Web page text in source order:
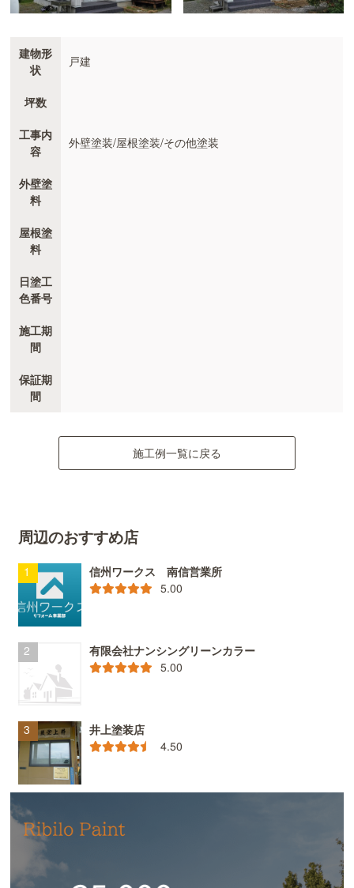
建物形
状
戸建
坪数
工事内
容
外壁塗装/屋根塗装/その他塗装
外壁塗
料
屋根塗
料
日塗工
色番号
施工期
間
保証期
間
施工例一覧に戻る
周辺のおすすめ店
信州ワークス 南信営業所
5.00
有限会社ナンシングリーンカラー
5.00
井上塗装店
4.50